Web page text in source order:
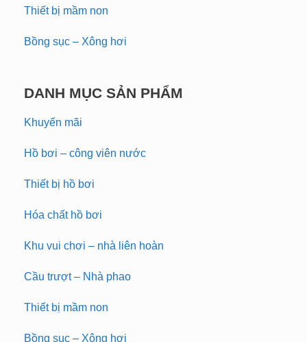
Thiết bị mầm non
Bồng sục – Xông hơi
DANH MỤC SẢN PHẨM
Khuyến mãi
Hồ bơi – công viên nước
Thiết bị hồ bơi
Hóa chất hồ bơi
Khu vui chơi – nhà liên hoàn
Cầu trượt – Nhà phao
Thiết bị mầm non
Bồng sục – Xông hơi